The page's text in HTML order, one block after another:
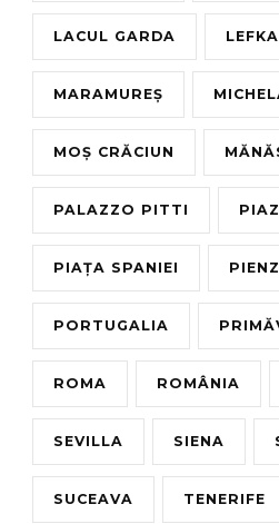
LACUL GARDA
MARAMUREȘ
MOȘ CRĂCIUN
PALAZZO PITTI
PIAȚA SPANIEI
PORTUGALIA
ROMA ROMÂNIA
SEVILLA SIENA
SUCEAVA TENERIFE